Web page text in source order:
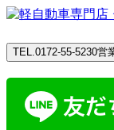
Skip
content
TEL.0172-55-5230営